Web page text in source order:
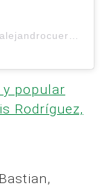
popular
Rodríguez,